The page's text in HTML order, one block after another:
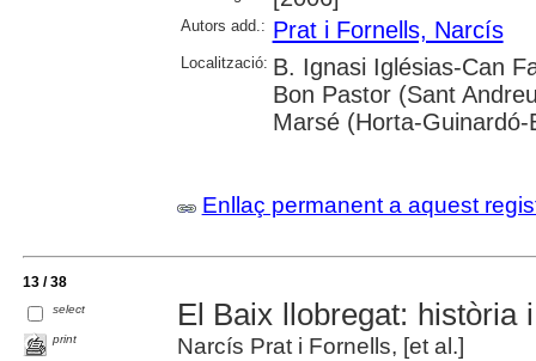
Autors add.: Prat i Fornells, Narcís
Localització: B. Ignasi Iglésias-Can
Bon Pastor (Sant
Marsé (Horta-Guinardó-
Enllaç permanent a aquest
13 / 38
select
print
El Baix llobregat: història
Narcís Prat i Fornells, [et al.]